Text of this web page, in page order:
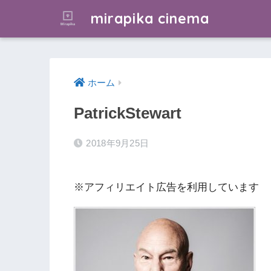
mirapika cinema
ホーム
PatrickStewart
2018年9月25日
※アフィリエイト広告を利用しています